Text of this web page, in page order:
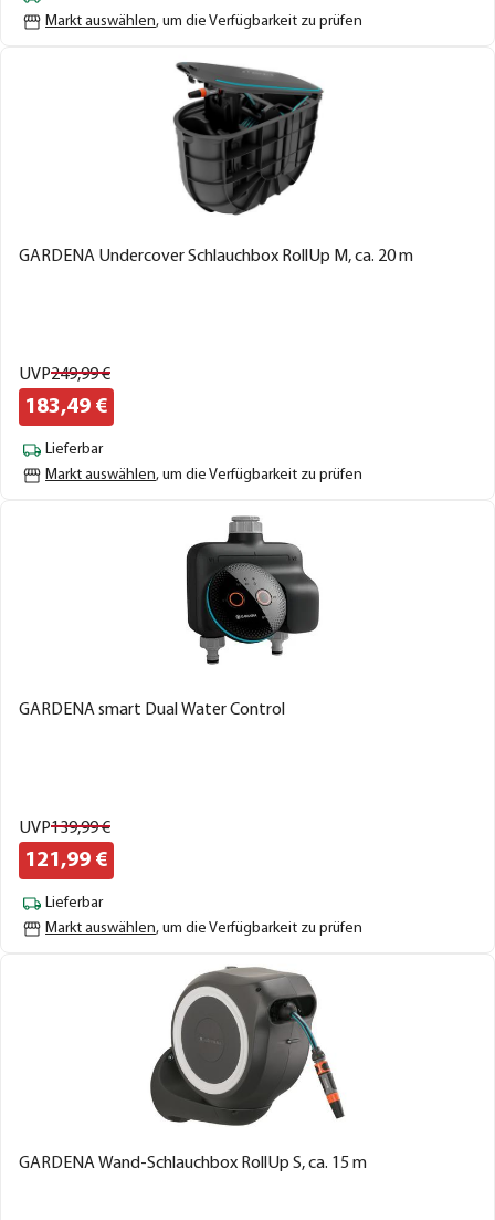
Markt auswählen, um die Verfügbarkeit zu prüfen
GARDENA Undercover Schlauchbox RollUp M, ca. 20 m
UVP249,99€
183,49 €
Lieferbar
Markt auswählen, um die Verfügbarkeit zu prüfen
GARDENA smart Dual Water Control
UVP139,99€
121,99 €
Lieferbar
Markt auswählen, um die Verfügbarkeit zu prüfen
GARDENA Wand-Schlauchbox RollUp S, ca. 15 m